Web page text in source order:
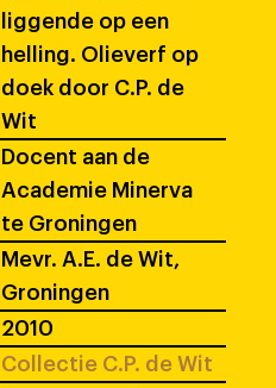
liggende op een
helling. Olieverf op
doek door C.P. de
Wit
Docent aan de
Academie Minerva
te Groningen
Mevr. A.E. de Wit,
Groningen
2010
Collectie C.P. de Wit